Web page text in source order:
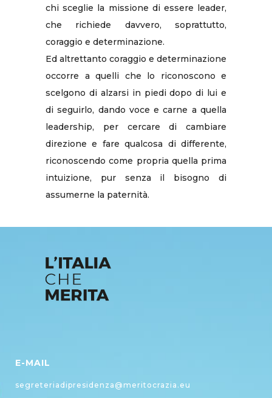
chi sceglie la missione di essere leader,
che richiede davvero, soprattutto,
coraggio e determinazione.
Ed altrettanto coraggio e determinazione
occorre a quelli che lo riconoscono e
scelgono di alzarsi in piedi dopo di lui e
di seguirlo, dando voce e carne a quella
leadership, per cercare di cambiare
direzione e fare qualcosa di differente,
riconoscendo come propria quella prima
intuizione, pur senza il bisogno di
assumerne la paternità.
E-MAIL
segreteriadipresidenza@meritocrazia.eu